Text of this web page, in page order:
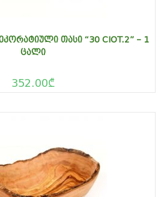
ᲗᲐᲡᲘ “30 CIOT.2” – 1
ᲪᲐᲚᲘ
352.00₾